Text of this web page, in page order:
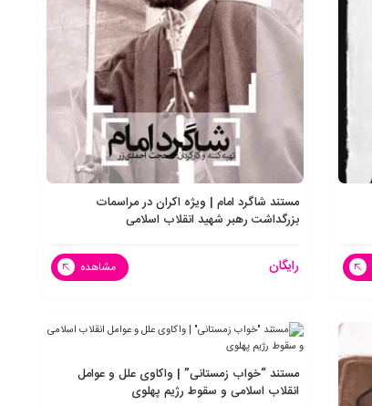
مستند شاگرد امام | ویژه اکران در مراسمات
بزرگداشت رهبر شهید انقلاب اسلامی
رایگان مشاهده
مستند “خواب زمستانی” | واکاوی علل و عوامل
انقلاب اسلامی و سقوط رژیم پهلوی